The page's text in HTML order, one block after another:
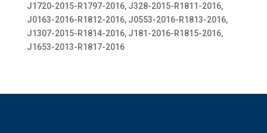
J1720-2015-R1797-2016, J328-2015-R1811-2016,
J0163-2016-R1812-2016, J0553-2016-R1813-2016,
J1307-2015-R1814-2016, J181-2016-R1815-2016,
J1653-2013-R1817-2016